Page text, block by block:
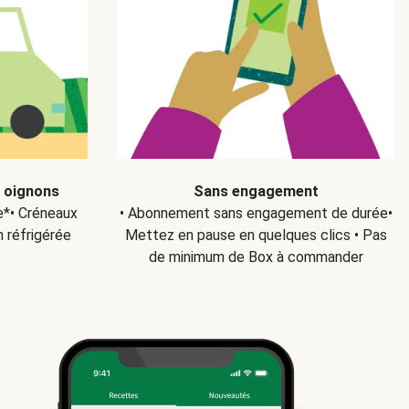
oignons
Créneaux
réfrigérée
Sans engagement
• Abonnement sans engagement de durée•
Mettez en pause en quelques clics • Pas
de minimum de Box à commander